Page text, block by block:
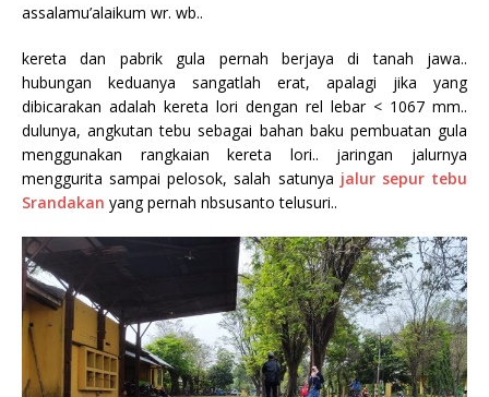
assalamu’alaikum wr. wb..
kereta dan pabrik gula pernah berjaya di tanah jawa..
hubungan keduanya sangatlah erat, apalagi jika yang
dibicarakan adalah kereta lori dengan rel lebar < 1067 mm..
dulunya, angkutan tebu sebagai bahan baku pembuatan gula
menggunakan rangkaian kereta lori.. jaringan jalurnya
menggurita sampai pelosok, salah satunya jalur sepur tebu
Srandakan yang pernah nbsusanto telusuri..